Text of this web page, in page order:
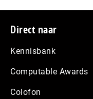
Footer
Direct naar
Kennisbank
Computable Awards
Colofon